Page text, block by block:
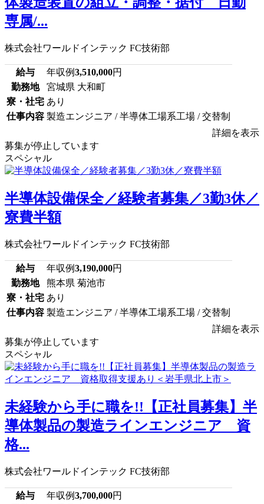
専属/...
株式会社ワールドインテック FC技術部
給与 年収例3,510,000円
勤務地
宮城県 大和町
寮・社宅 あり
仕事内容 製造エンジニア / 半導体工場系工場 / 交替制
詳細を表示
募集が停止しています
スペシャル
半導体設備保全／経験者募集／3勤3休／
寮費半額
株式会社ワールドインテック FC技術部
給与 年収例3,190,000円
勤務地
熊本県 菊池市
寮・社宅 あり
仕事内容 製造エンジニア / 半導体工場系工場 / 交替制
詳細を表示
募集が停止しています
スペシャル
未経験から手に職を!!【正社員募集】半
導体製品の製造ラインエンジニア 資
格...
株式会社ワールドインテック FC技術部
給与 年収例3,700,000円